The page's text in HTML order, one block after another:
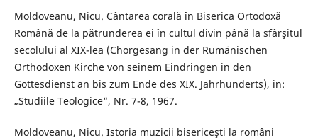
Moldoveanu, Nicu. Cântarea corală în Biserica Ortodoxă
Română de la pătrunderea ei în cultul divin până la sfârşitul
secolului al XIX-lea (Chorgesang in der Rumänischen
Orthodoxen Kirche von seinem Eindringen in den
Gottesdienst an bis zum Ende des XIX. Jahrhunderts), in:
„Studiile Teologice“, Nr. 7-8, 1967.
Moldoveanu, Nicu. Istoria muzicii bisericeşti la români